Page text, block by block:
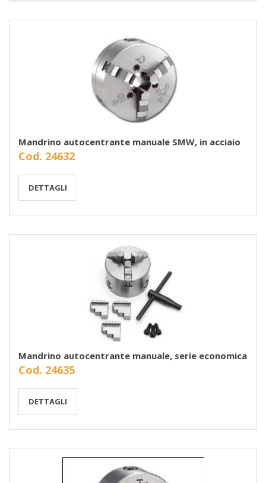
Mandrino autocentrante manuale SMW, in acciaio
Cod. 24632
DETTAGLI
Mandrino autocentrante manuale, serie economica
Cod. 24635
DETTAGLI